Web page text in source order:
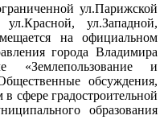
ул.Парижской
ул.Западной,
на официальном
города Владимира
«Землепользование и
Общественные обсуждения,
сфере градостроительной
образования